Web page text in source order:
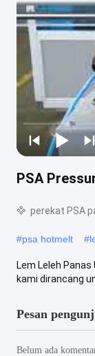
PSA
perekat PSA
#psa hotmelt #
Lem Leleh
kami dirancang
Pesan
Belum ada